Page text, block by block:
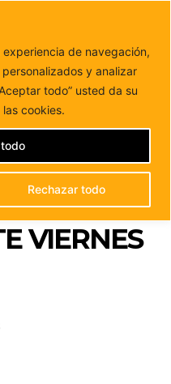
de navegación,
y analizar
todo” usted da su
cookies.
Rechazar todo
cercana
Jóvenes Nacionalistas de
en...
DE
DE
SE
VIERNES